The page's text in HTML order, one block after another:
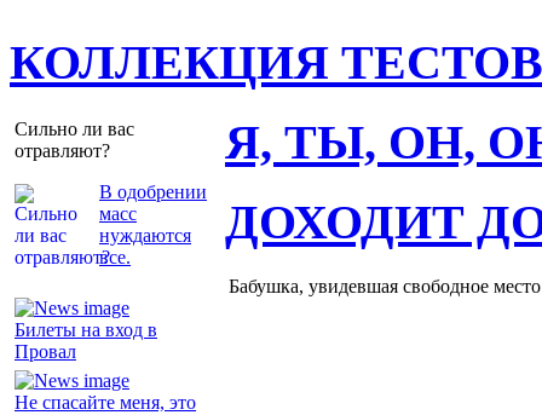
КОЛЛЕКЦИЯ ТЕСТОВ
Сильно ли вас
отравляют?
В одобрении
масс
нуждаются
все.
Я, ТЫ, ОН,
Билеты на вход в
Провал
Не спасайте меня, это
ДОХОДИТ
Бабушка, увидевшая свободное